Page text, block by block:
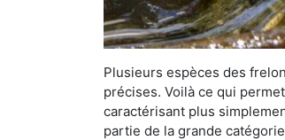
Plusieurs espèces des
précises. Voilà ce qui
caractérisant plus
partie de la grande